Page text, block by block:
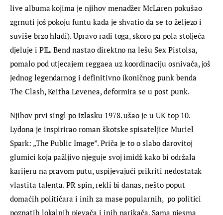
live albuma kojima je njihov menadžer McLaren pokušao
zgrnuti još pokoju funtu kada je shvatio da se to željezo i
suviše brzo hladi). Upravo radi toga, skoro pa pola stoljeća
djeluje i PIL. Bend nastao direktno na lešu Sex Pistolsa,
pomalo pod utjecajem reggaea uz koordinaciju osnivača, još
jednog legendarnog i definitivno ikoničnog punk benda
The Clash, Keitha Levenea, deformira se u post punk.
Njihov prvi singl po izlasku 1978. ušao je u UK top 10.
Lydona je inspirirao roman škotske spisateljice Muriel
Spark: „The Public Image”. Priča je to o slabo darovitoj
glumici koja pažljivo njeguje svoj imidž kako bi održala
karijeru na pravom putu, uspijevajući prikriti nedostatak
vlastita talenta. PR spin, rekli bi danas, nešto poput
domaćih političara i inih za mase popularnih,  po politici
poznatih lokalnih pjevača i inih narikača. Sama pjesma